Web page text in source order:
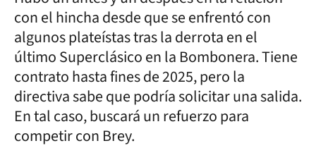
con el hincha desde que se enfrentó con
algunos plateístas tras la derrota en el
último Superclásico en la Bombonera. Tiene
contrato hasta fines de 2025, pero la
directiva sabe que podría solicitar una salida.
En tal caso, buscará un refuerzo para
competir con Brey.